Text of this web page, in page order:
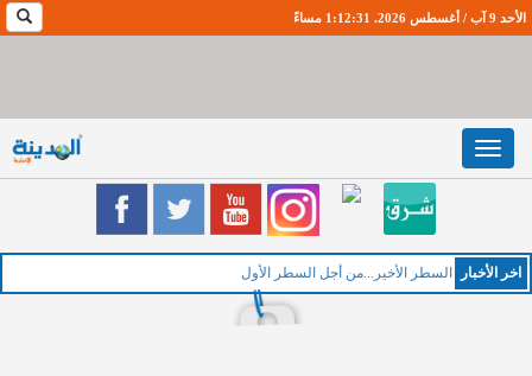
الأحد 9 آب / أغسطس 2026. 1:12:32 مساءً
Toggle
navigation
اخر اﻷخبار الخ